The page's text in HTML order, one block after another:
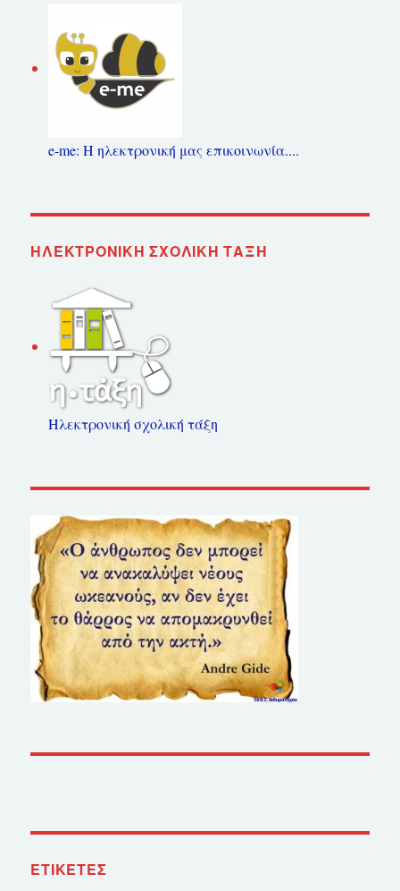
e-me: Η ηλεκτρονική μας επικοινωνία....
ΗΛΕΚΤΡΟΝΙΚΉ ΣΧΟΛΙΚΉ ΤΆΞΗ
Ηλεκτρονική σχολική τάξη
ΕΤΙΚΈΤΕΣ